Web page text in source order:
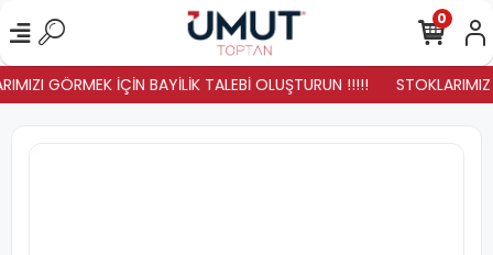
GÖRMEK İÇİN BAYİLİK TALEBİ OLUŞTURUN !!!!! STOKLARIMIZ
0